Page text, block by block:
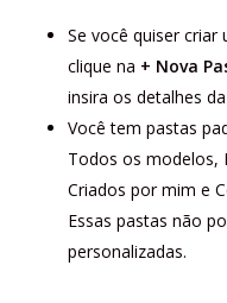
Se você quiser
clique na + Nova
insira os detalhes
Você tem pastas
Todos os modelos,
Criados por mim e
Essas pastas não
personalizadas.